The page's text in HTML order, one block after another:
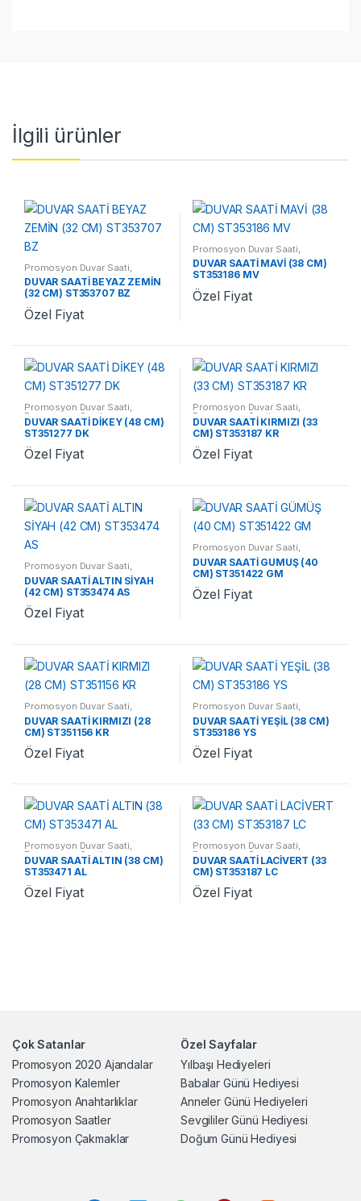
İlgili ürünler
Promosyon Duvar Saati
Promosyon Saatler
DUVAR SAATİ BEYAZ ZEMİN
(32 CM) ST353707 BZ
Özel Fiyat
Promosyon Duvar Saati
Promosyon Saatler
DUVAR SAATİ MAVİ (38 CM)
ST353186 MV
Özel Fiyat
Promosyon Duvar Saati,
Promosyon Saatler
DUVAR SAATİ DİKEY (48 CM)
ST351277 DK
Özel Fiyat
Promosyon Duvar Saati,
Promosyon Saatler
DUVAR SAATİ KIRMIZI (33
CM) ST353187 KR
Özel Fiyat
Promosyon Duvar Saati,
Promosyon Saatler
DUVAR SAATİ ALTIN SİYAH
(42 CM) ST353474 AS
Özel Fiyat
Promosyon Duvar Saati,
Promosyon Saatler
DUVAR SAATİ GÜMÜŞ (40
CM) ST351422 GM
Özel Fiyat
Promosyon Duvar Saati
Promosyon Saatler
DUVAR SAATİ KIRMIZI (28
CM) ST351156 KR
Özel Fiyat
Promosyon Duvar Saati
Promosyon Saatler
DUVAR SAATİ YEŞİL (38 CM)
ST353186 YS
Özel Fiyat
Promosyon Duvar Saati,
Promosyon Saatler
DUVAR SAATİ ALTIN (38 CM)
ST353471 AL
Özel Fiyat
Promosyon Duvar Saati,
Promosyon Saatler
DUVAR SAATİ LACİVERT (33
CM) ST353187 LC
Özel Fiyat
Çok Satanlar
Promosyon 2020 Ajandalar
Promosyon Kalemler
Promosyon Anahtarlıklar
Promosyon Saatler
Promosyon Çakmaklar
Özel Sayfalar
Yılbaşı Hediyeleri
Babalar Günü Hediyesi
Anneler Günü Hediyeleri
Sevgililer Günü Hediyesi
Doğum Günü Hediyesi